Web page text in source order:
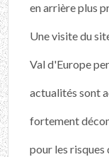
en arrière plus
Une visite du
Val d'Europe
actualités sont
fortement
pour les risques